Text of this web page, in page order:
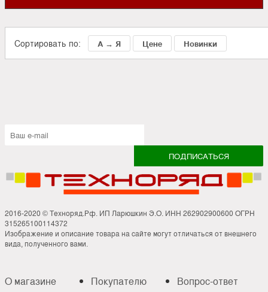
Сортировать по: А → Я Цене Новинки
2016-2020 © Техноряд.Рф. ИП Ларюшкин Э.О. ИНН 262902900600 ОГРН
315265100114372
Изображение и описание товара на сайте могут отличаться от внешнего
вида, полученного вами.
О магазине
Покупателю
Вопрос-ответ